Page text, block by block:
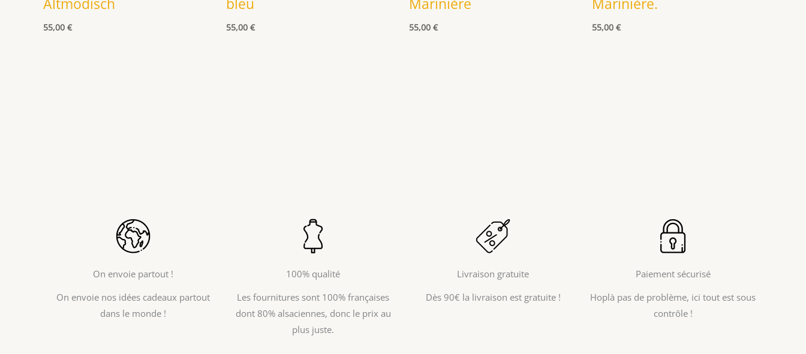
Altmodisch
55,00 €
bleu
55,00 €
Marinière
55,00 €
Marinière.
55,00 €
On envoie partout !
On envoie nos idées cadeaux partout
dans le monde !
100% qualité
Les fournitures sont 100% françaises
dont 80% alsaciennes, donc le prix au
plus juste.
Livraison gratuite
Dès 90€ la livraison est gratuite !
Paiement sécurisé
Hoplà pas de problème, ici tout est sous
contrôle !